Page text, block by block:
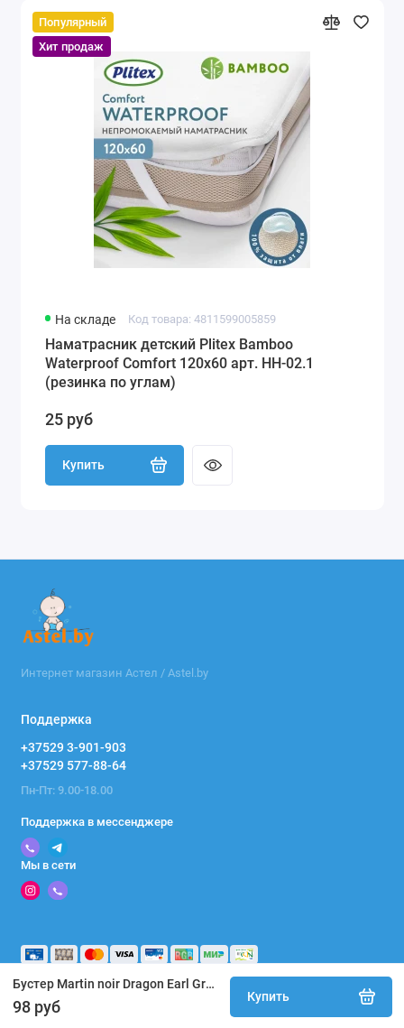
Бустер Martin noir Dragon Earl Grey (с Isofix) Серый
98 руб
Купить
Популярный
Хит продаж
На складе Код товара: 4811599005859
Наматрасник детский Plitex Bamboo
Waterproof Comfort 120х60 арт. НН-02.1
(резинка по углам)
25 руб
Купить
Интернет магазин Астел / Astel.by
Поддержка
+37529 3-901-903
+37529 577-88-64
Пн-Пт: 9.00-18.00
Поддержка в мессенджере
Мы в сети